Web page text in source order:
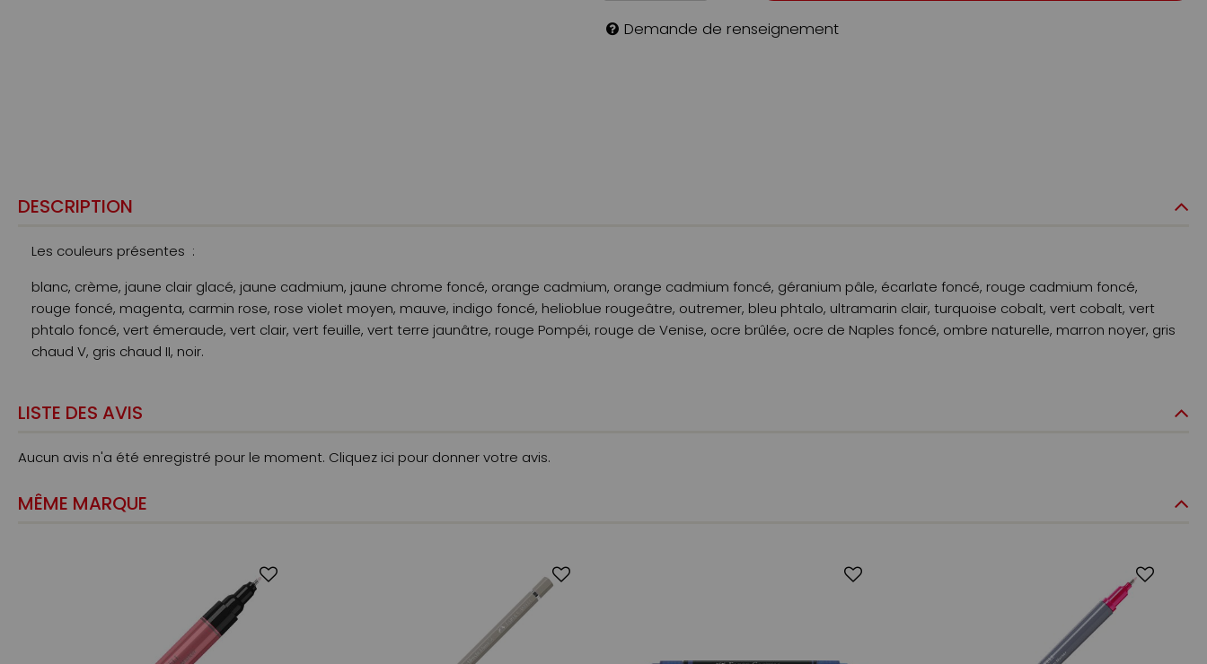
Demande de renseignement
DESCRIPTION
Les couleurs présentes :
blanc, crème, jaune clair glacé, jaune cadmium, jaune chrome foncé, orange cadmium, orange cadmium foncé, géranium pâle, écarlate foncé, rouge cadmium foncé,
rouge foncé, magenta, carmin rose, rose violet moyen, mauve, indigo foncé, helioblue rougeâtre, outremer, bleu phtalo, ultramarin clair, turquoise cobalt, vert cobalt, vert
phtalo foncé, vert émeraude, vert clair, vert feuille, vert terre jaunâtre, rouge Pompéi, rouge de Venise, ocre brûlée, ocre de Naples foncé, ombre naturelle, marron noyer, gris
chaud V, gris chaud II, noir.
LISTE DES AVIS
Aucun avis n'a été enregistré pour le moment. Cliquez ici pour donner votre avis.
MÊME MARQUE